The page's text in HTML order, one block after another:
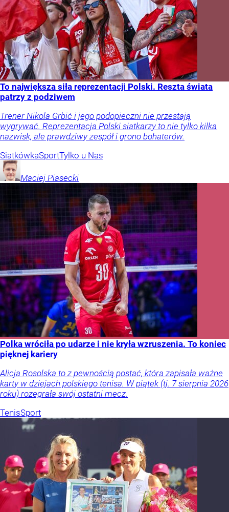
To największa siła reprezentacji Polski. Reszta świata
patrzy z podziwem
Trener Nikola Grbić i jego podopieczni nie przestają
wygrywać. Reprezentacja Polski siatkarzy to nie tylko kilka
nazwisk, ale prawdziwy zespół i grono bohaterów.
SiatkówkaSportTylko u Nas
Maciej Piasecki
Polka wróciła po udarze i nie kryła wzruszenia. To koniec
pięknej kariery
Alicja Rosolska to z pewnością postać, która zapisała ważne
karty w dziejach polskiego tenisa. W piątek (tj. 7 sierpnia 2026
roku) rozegrała swój ostatni mecz.
TenisSport